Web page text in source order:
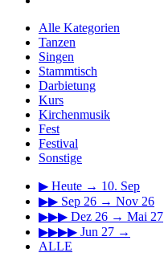
Alle Kategorien
Tanzen
Singen
Stammtisch
Darbietung
Kurs
Kirchenmusik
Fest
Festival
Sonstige
▶ Heute → 10. Sep
▶▶ Sep 26 → Nov 26
▶▶▶ Dez 26 → Mai 27
▶▶▶▶ Jun 27 →
ALLE